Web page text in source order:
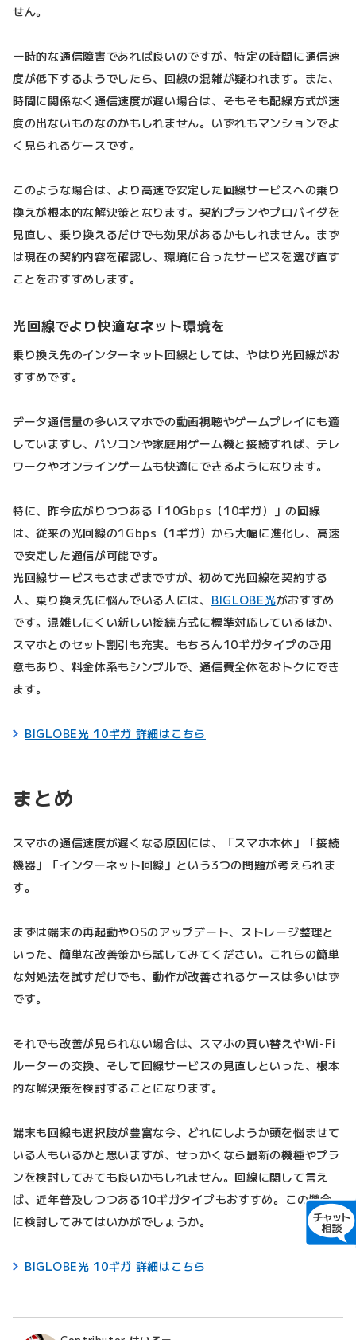
せん。
一時的な通信障害であれば良いのですが、特定の時間に通信速
度が低下するようでしたら、回線の混雑が疑われます。また、
時間に関係なく通信速度が遅い場合は、そもそも配線方式が速
度の出ないものなのかもしれません。いずれもマンションでよ
く見られるケースです。
このような場合は、より高速で安定した回線サービスへの乗り
換えが根本的な解決策となります。契約プランやプロバイダを
見直し、乗り換えるだけでも効果があるかもしれません。まず
は現在の契約内容を確認し、環境に合ったサービスを選び直す
ことをおすすめします。
光回線でより快適なネット環境を
乗り換え先のインターネット回線としては、やはり光回線がお
すすめです。
データ通信量の多いスマホでの動画視聴やゲームプレイにも適
していますし、パソコンや家庭用ゲーム機と接続すれば、テレ
ワークやオンラインゲームも快適にできるようになります。
特に、昨今広がりつつある「10Gbps（10ギガ）」の回線
は、従来の光回線の1Gbps（1ギガ）から大幅に進化し、高速
で安定した通信が可能です。
光回線サービスもさまざまですが、初めて光回線を契約する
人、乗り換え先に悩んでいる人には、 BIGLOBE光がおすすめ
です。混雑しにくい新しい接続方式に標準対応しているほか、
スマホとのセット割引も充実。もちろん10ギガタイプのご用
意もあり、料金体系もシンプルで、通信費全体をおトクにでき
ます。
BIGLOBE光 10ギガ 詳細はこちら
まとめ
スマホの通信速度が遅くなる原因には、「スマホ本体」「接続
機器」「インターネット回線」という3つの問題が考えられま
す。
まずは端末の再起動やOSのアップデート、ストレージ整理と
いった、簡単な改善策から試してみてください。これらの簡単
な対処法を試すだけでも、動作が改善されるケースは多いはず
です。
それでも改善が見られない場合は、スマホの買い替えやWi-Fi
ルーターの交換、そして回線サービスの見直しといった、根本
的な解決策を検討することになります。
端末も回線も選択肢が豊富な今、どれにしようか頭を悩ませて
いる人もいるかと思いますが、せっかくなら最新の機種やプラ
ンを検討してみても良いかもしれません。回線に関して言え
ば、近年普及しつつある10ギガタイプもおすすめ。この機会
に検討してみてはいかがでしょうか。
BIGLOBE光 10ギガ 詳細はこちら